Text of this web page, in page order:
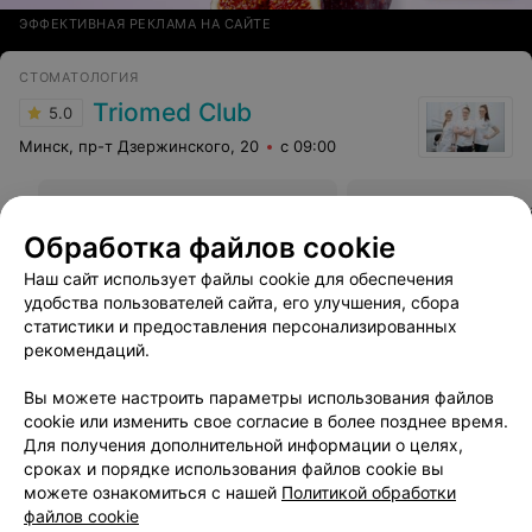
ЭФФЕКТИВНАЯ РЕКЛАМА НА САЙТЕ
СТОМАТОЛОГИЯ
5.0 Triomed Club
Минск, пр-т Дзержинского, 20 с 09:00
Цена по запросу
Временная
Цена по запросу
Отзыв. Ходим с женой только в эту клинику, если что-
то с зубами. Приветливый и вежливый персонал,
стоматологи - знатоки своего дела, за всё время не
возникло никаких спорных ситуаций. Советуем!
Обработка файлов cookie
Наш сайт использует файлы cookie для обеспечения
удобства пользователей сайта, его улучшения, сбора
статистики и предоставления персонализированных
рекомендаций.
Вы можете настроить параметры использования файлов
cookie или изменить свое согласие в более позднее время.
Для получения дополнительной информации о целях,
сроках и порядке использования файлов cookie вы
можете ознакомиться с нашей Политикой обработки
файлов cookie